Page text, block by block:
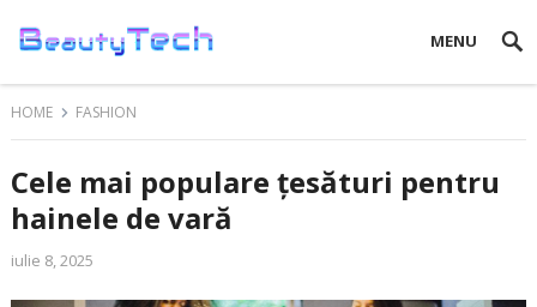
MENU
HOME FASHION
Cele mai populare țesături pentru
hainele de vară
iulie 8, 2025